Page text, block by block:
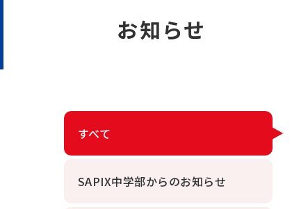
お知らせ
すべて
SAPIX中学部からのお知らせ